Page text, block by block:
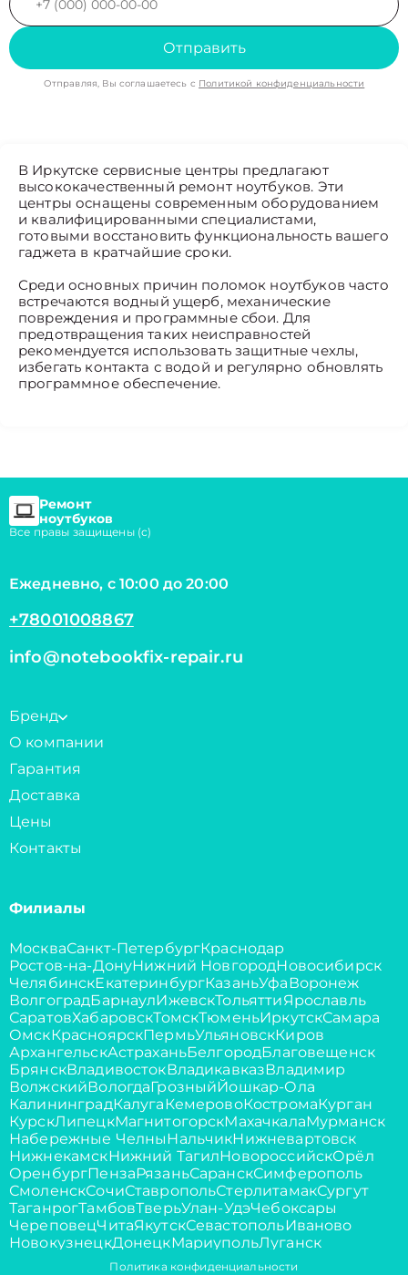
Отправить
Отправляя, Вы соглашаетесь с Политикой конфиденциальности
В Иркутске сервисные центры предлагают
высококачественный ремонт ноутбуков. Эти
центры оснащены современным оборудованием
и квалифицированными специалистами,
готовыми восстановить функциональность вашего
гаджета в кратчайшие сроки.
Среди основных причин поломок ноутбуков часто
встречаются водный ущерб, механические
повреждения и программные сбои. Для
предотвращения таких неисправностей
рекомендуется использовать защитные чехлы,
избегать контакта с водой и регулярно обновлять
программное обеспечение.
Ремонт
ноутбуков
Все правы защищены (с)
Ежедневно, с 10:00 до 20:00
+78001008867
info@notebookfix-repair.ru
Бренд
О компании
Гарантия
Доставка
Цены
Контакты
Филиалы
МоскваСанкт-ПетербургКраснодар
Ростов-на-ДонуНижний НовгородНовосибирск
ЧелябинскЕкатеринбургКазаньУфаВоронеж
ВолгоградБарнаулИжевскТольяттиЯрославль
СаратовХабаровскТомскТюменьИркутскСамара
ОмскКрасноярскПермьУльяновскКиров
АрхангельскАстраханьБелгородБлаговещенск
БрянскВладивостокВладикавказВладимир
ВолжскийВологдаГрозныйЙошкар-Ола
КалининградКалугаКемеровоКостромаКурган
КурскЛипецкМагнитогорскМахачкалаМурманск
Набережные ЧелныНальчикНижневартовск
НижнекамскНижний ТагилНовороссийскОрёл
ОренбургПензаРязаньСаранскСимферополь
СмоленскСочиСтавропольСтерлитамакСургут
ТаганрогТамбовТверьУлан-УдэЧебоксары
ЧереповецЧитаЯкутскСевастопольИваново
НовокузнецкДонецкМариупольЛуганск
Политика конфиденциальности